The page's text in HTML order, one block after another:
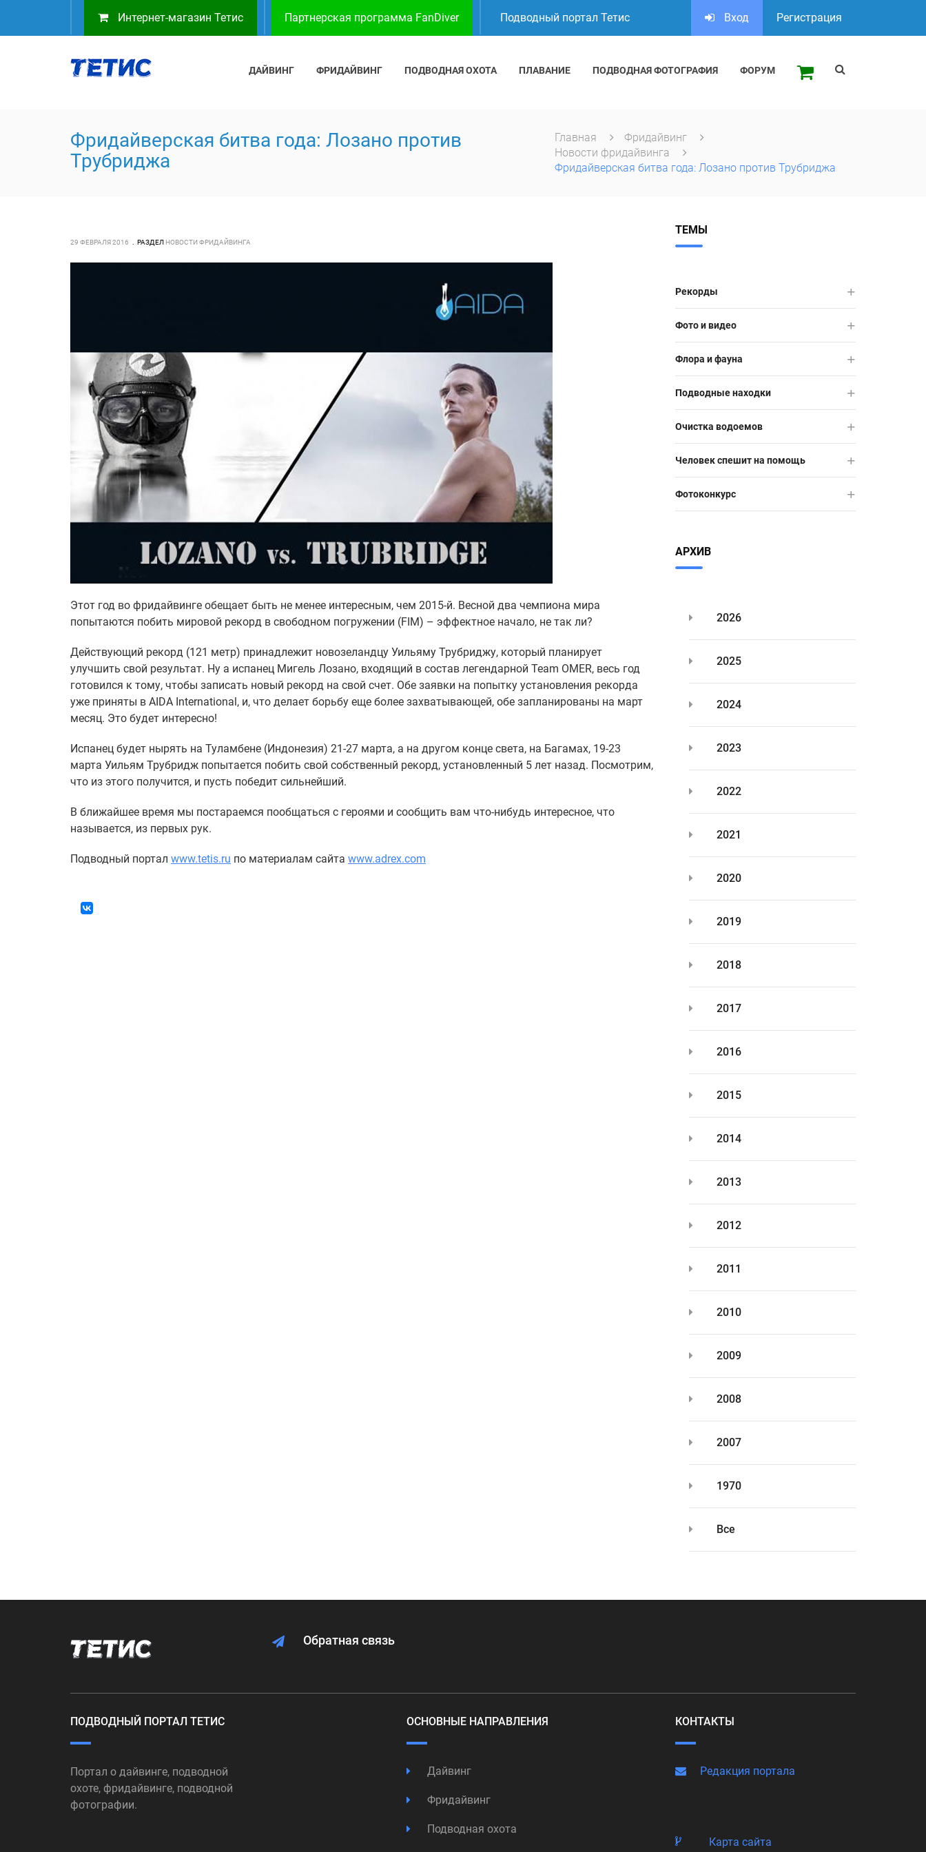
Интернет-магазин Тетис Партнерская программа FanDiver Подводный портал Тетис Вход Регистрация
ДАЙВИНГ ФРИДАЙВИНГ ПОДВОДНАЯ ОХОТА ПЛАВАНИЕ ПОДВОДНАЯ ФОТОГРАФИЯ ФОРУМ
Фридайверская битва года: Лозано против
Трубриджа
Главная
Фридайвинг
Новости фридайвинга
Фридайверская битва года: Лозано против Трубриджа
29 ФЕВРАЛЯ 2016 РАЗДЕЛ НОВОСТИ ФРИДАЙВИНГА
Этот год во фридайвинге обещает быть не менее интересным, чем 2015-й. Весной два чемпиона мира
попытаются побить мировой рекорд в свободном погружении (FIM) – эффектное начало, не так ли?
Действующий рекорд (121 метр) принадлежит новозеландцу Уильяму Трубриджу, который планирует
улучшить свой результат. Ну а испанец Мигель Лозано, входящий в состав легендарной Team OMER, весь год
готовился к тому, чтобы записать новый рекорд на свой счет. Обе заявки на попытку установления рекорда
уже приняты в AIDA International, и, что делает борьбу еще более захватывающей, обе запланированы на март
месяц. Это будет интересно!
Испанец будет нырять на Туламбене (Индонезия) 21-27 марта, а на другом конце света, на Багамах, 19-23
марта Уильям Трубридж попытается побить свой собственный рекорд, установленный 5 лет назад. Посмотрим,
что из этого получится, и пусть победит сильнейший.
В ближайшее время мы постараемся пообщаться с героями и сообщить вам что-нибудь интересное, что
называется, из первых рук.
Подводный портал www.tetis.ru по материалам сайта www.adrex.com
ТЕМЫ
Рекорды
Фото и видео
Флора и фауна
Подводные находки
Очистка водоемов
Человек спешит на помощь
Фотоконкурс
АРХИВ
2026
2025
2024
2023
2022
2021
2020
2019
2018
2017
2016
2015
2014
2013
2012
2011
2010
2009
2008
2007
1970
Все
Обратная связь
ПОДВОДНЫЙ ПОРТАЛ ТЕТИС
Портал о дайвинге, подводной
охоте, фридайвинге, подводной
фотографии.
ОСНОВНЫЕ НАПРАВЛЕНИЯ
Дайвинг
Фридайвинг
Подводная охота
КОНТАКТЫ
Редакция портала
Карта сайта